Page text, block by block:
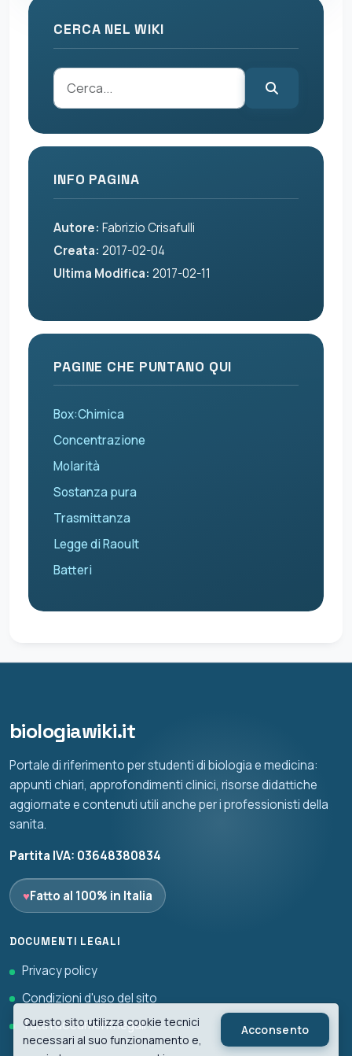
CERCA NEL WIKI
INFO PAGINA
Autore: Fabrizio Crisafulli
Creata: 2017-02-04
Ultima Modifica: 2017-02-11
PAGINE CHE PUNTANO QUI
Box:Chimica
Concentrazione
Molarità
Sostanza pura
Trasmittanza
Legge di Raoult
Batteri
biologiawiki.it
Portale di riferimento per studenti di biologia e medicina:
appunti chiari, approfondimenti clinici, risorse didattiche
aggiornate e contenuti utili anche per i professionisti della
sanita.
Partita IVA: 03648380834
♥Fatto al 100% in Italia
DOCUMENTI LEGALI
Privacy policy
Condizioni d'uso del sito
Tutti i documenti legali
Questo sito utilizza cookie tecnici
necessari al suo funzionamento e,
Acconsento